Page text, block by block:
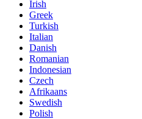
Irish
Greek
Turkish
Italian
Danish
Romanian
Indonesian
Czech
Afrikaans
Swedish
Polish